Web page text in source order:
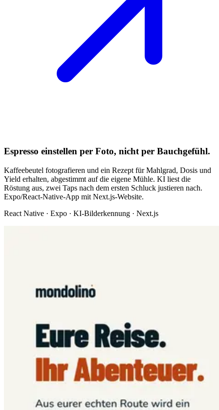
Espresso einstellen per Foto, nicht per Bauchgefühl.
Kaffeebeutel fotografieren und ein Rezept für Mahlgrad, Dosis und
Yield erhalten, abgestimmt auf die eigene Mühle. KI liest die
Röstung aus, zwei Taps nach dem ersten Schluck justieren nach.
Expo/React-Native-App mit Next.js-Website.
React Native · Expo · KI-Bilderkennung · Next.js